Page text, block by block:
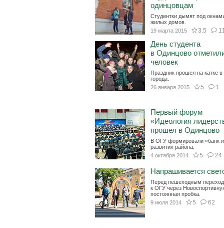
одинцовцам
Студентки дымят под
жилых домов.
19 марта 2015
3.5
День студента
в Одинцово
человек
Праздник прошел на катке в
города.
26 января 2015
5 1
Первый форум
«Идеология
прошел в Одинцово
В ОГУ формировали «банк
развития района.
4 октября 2014
5 24
Напрашивается
Перед пешеходным
к ОГУ через
постоянная пробка.
9 июля 2014
5 62